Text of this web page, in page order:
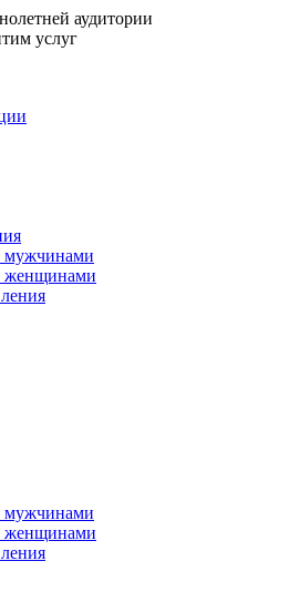
аудитории
услуг
мужчинами
женщинами
мужчинами
женщинами